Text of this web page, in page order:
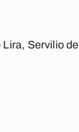
Servilio